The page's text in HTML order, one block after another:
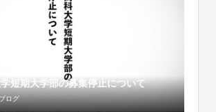
短期大学部の募集停止について
ブログ